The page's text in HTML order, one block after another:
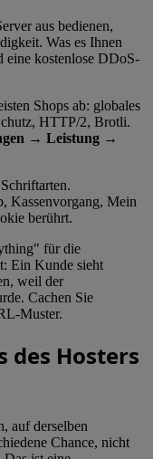
aus bedienen,
Was es Ihnen
eine kostenlose DDoS-
Shops ab: globales
HTTP/2, Brotli.
→ Leistung →
Kassenvorgang, Mein
berührt.
für die
Ein Kunde sieht
weil der
Cachen Sie
Muster.
des Hosters
auf derselben
Chance, nicht